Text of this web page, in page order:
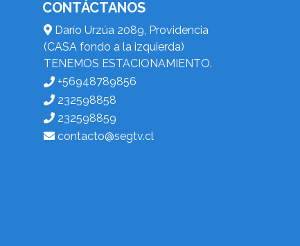
CONTÁCTANOS
Darío Urzúa 2089, Providencia
(CASA fondo a la izquierda)
TENEMOS ESTACIONAMIENTO.
+56948789856
232598858
232598859
contacto@segtv.cl